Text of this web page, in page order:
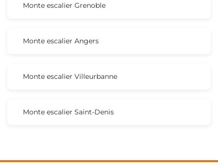
Monte escalier Grenoble
Monte escalier Angers
Monte escalier Villeurbanne
Monte escalier Saint-Denis